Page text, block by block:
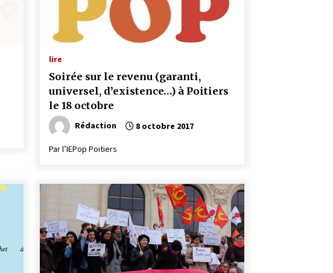
lire
Soirée sur le revenu (garanti,
universel, d’existence…) à Poitiers
le 18 octobre
Rédaction 8 octobre 2017
Par l’IEPop Poitiers